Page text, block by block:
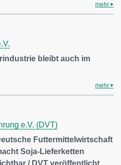
mehr
bleibt auch im
mehr
e.V. (DVT)
Futtermittelwirtschaft
Soja-Lieferketten
/ DVT veröffentlicht